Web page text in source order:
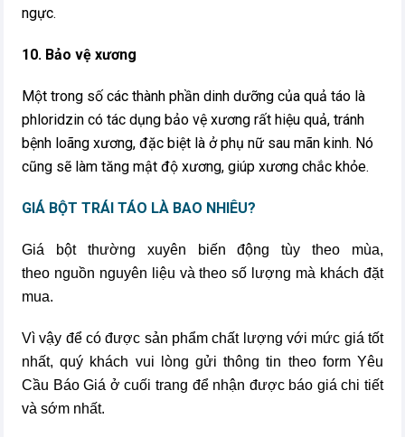
ngực.
10. Bảo vệ xương
Một trong số các thành phần dinh dưỡng của quả táo là
phloridzin có tác dụng bảo vệ xương rất hiệu quả, tránh
bệnh loãng xương, đặc biệt là ở phụ nữ sau mãn kinh. Nó
cũng sẽ làm tăng mật độ xương, giúp xương chắc khỏe.
GIÁ BỘT TRÁI TÁO LÀ BAO NHIÊU?
Giá bột thường xuyên biến động tùy theo mùa,
theo nguồn nguyên liệu và theo số lượng mà khách đặt
mua.
Vì vậy để có được sản phẩm chất lượng với mức giá tốt
nhất, quý khách vui lòng gửi thông tin theo form Yêu
Cầu Báo Giá ở cuối trang để nhận được báo giá chi tiết
và sớm nhất.